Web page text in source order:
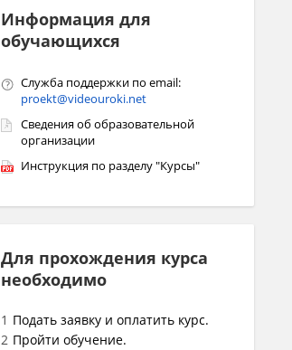
Информация для
обучающихся
Служба поддержки по email:
proekt@videouroki.net
Сведения об образовательной
организации
Инструкция по разделу "Курсы"
Для прохождения курса
необходимо
Подать заявку и оплатить курс.
Пройти обучение.